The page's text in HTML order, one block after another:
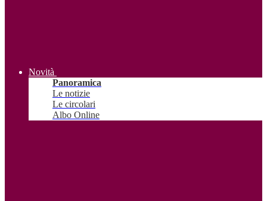
Novità
Panoramica
Le notizie
Le circolari
Albo Online